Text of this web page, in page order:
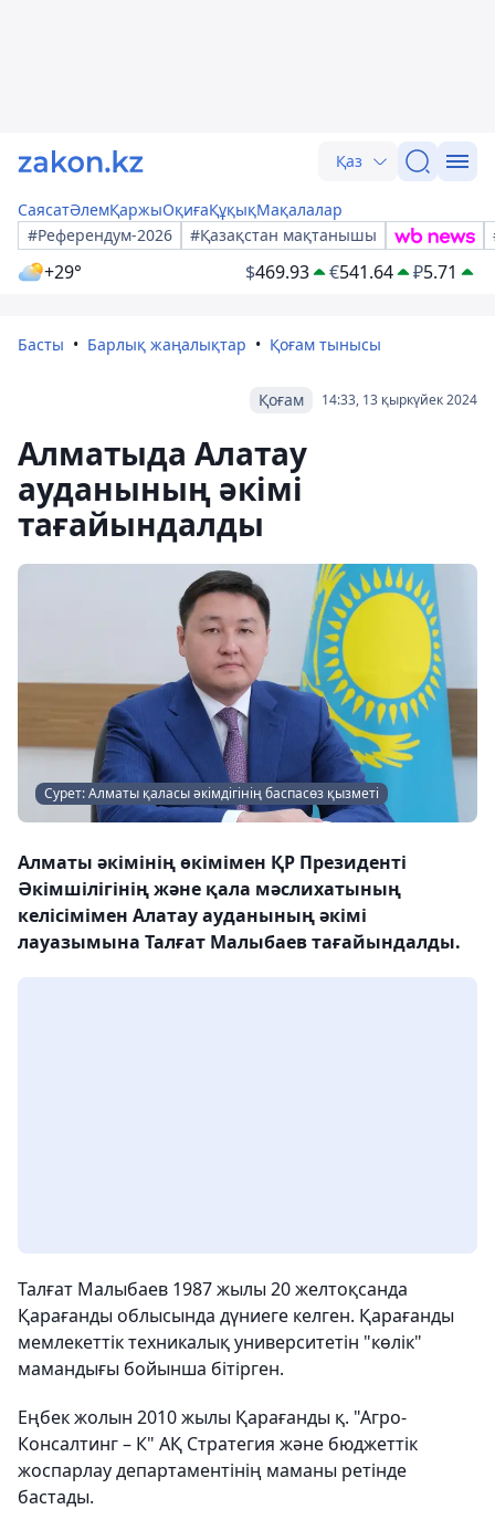
Қаз
СаясатӘлемҚаржыОқиғаҚұқықМақалалар
#Референдум-2026
#Қазақстан мақтанышы
+29° $469.93 €541.64 ₽5.71
Басты Барлық жаңалықтар Қоғам тынысы
14:33, 13 қыркүйек 2024
Қоғам
Алматыда Алатау
ауданының әкімі
тағайындалды
Сурет: Алматы қаласы әкімдігінің баспасөз қызметі
Алматы әкімінің өкімімен ҚР Президенті
Әкімшілігінің және қала мәслихатының
келісімімен Алатау ауданының әкімі
лауазымына Талғат Малыбаев тағайындалды.
Талғат Малыбаев 1987 жылы 20 желтоқсанда
Қарағанды облысында дүниеге келген. Қарағанды
мемлекеттік техникалық университетін "көлік"
мамандығы бойынша бітірген.
Еңбек жолын 2010 жылы Қарағанды қ. "Агро-
Консалтинг – К" АҚ Стратегия және бюджеттік
жоспарлау департаментінің маманы ретінде
бастады.